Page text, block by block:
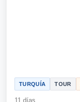
TURQUÍA TOUR
11 días